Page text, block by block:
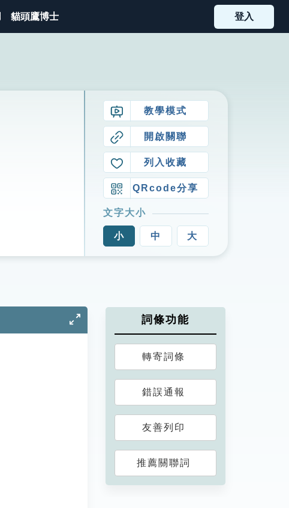
貓頭鷹博士 登入
教學模式
開啟關聯
列入收藏
QRcode分享
文字大小
小 中 大
詞條功能
轉寄詞條
錯誤通報
友善列印
推薦關聯詞